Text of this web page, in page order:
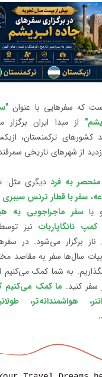
از مبدا ایران برگزار
ترکمنستان،
از شهرهای تاریخی
به فرددیگری مثل:
، سفر با قطار ترنس سیبری
یاسفر ماجراجویی به
نانگاپاربات نیز
برگزار می‌شود. در
سال‌ها سفر به مقاصد
به شما کمک می‌کنیم
کنید. ما کمک می‌کنیم